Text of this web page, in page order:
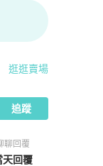
逛逛賣場
追蹤
聊回覆
天回覆